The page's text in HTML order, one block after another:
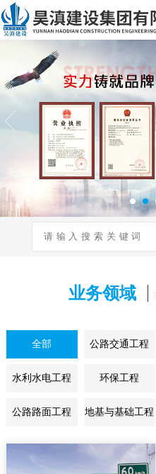
业务领域
全部 公路交通工程
水利水电工程 环保工程
公路路面工程 地基与基础工程